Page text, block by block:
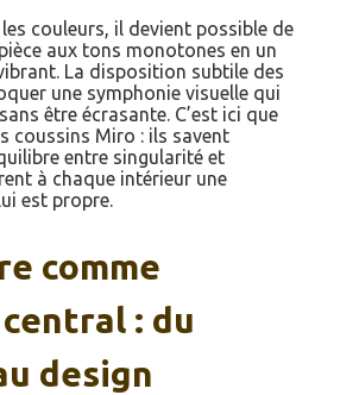
couleurs, il devient possible de
aux tons monotones en un
La disposition subtile des
une symphonie visuelle qui
être écrasante. C’est ici que
coussins Miro : ils savent
entre singularité et
à chaque intérieur une
est propre.
comme
: du
design